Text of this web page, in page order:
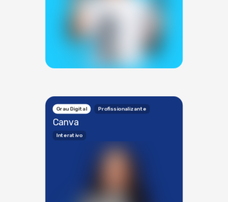
Grau Digital Profissionalizante
Canva
Interativo